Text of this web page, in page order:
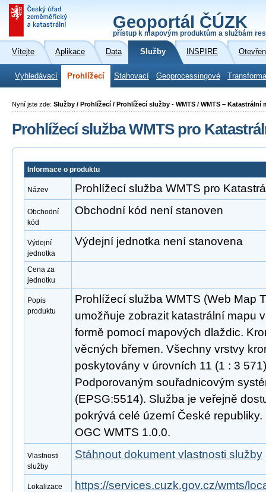
Geoportál ČÚZK
přístup k mapovým produktům a službám
Vítejte Aplikace Data Služby INSPIRE
Vyhledávací Prohlížecí Stahovací Geoprocessingové
Nyní jste zde: Služby / Prohlížecí / Prohlížecí služby - WMTS / WMTS – Katastrální
Prohlížecí služba WMTS pro
Informace o produktu
Název Prohlížecí služba WMTS pro
Obchodní
kód
Obchodní kód není stanoven
Výdejní
jednotka
Výdejní jednotka není stanovena
Cena za
jednotku
Popis
produktu
Prohlížecí služba WMTS (Web Map
umožňuje zobrazit katastrální mapu
formě pomocí mapových dlaždic.
věcných břemen. Všechny vrstvy
poskytovány v úrovních 11 (1 : 3
Podporovaným souřadnicovým
(EPSG:5514). Služba je veřejně
pokrývá celé území České
OGC WMTS 1.0.0.
Vlastnosti
služby
Stáhnout dokument vlastnosti služby
Lokalizace
https://services.cuzk.gov.cz/wmts/